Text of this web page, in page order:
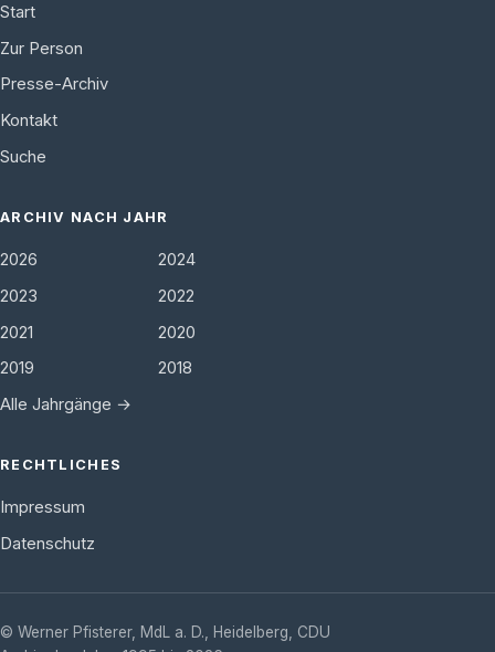
Start
Zur Person
Presse-Archiv
Kontakt
Suche
ARCHIV NACH JAHR
2026
2024
2023
2022
2021
2020
2019
2018
Alle Jahrgänge →
RECHTLICHES
Impressum
Datenschutz
© Werner Pfisterer, MdL a. D. Heidelberg
CDU